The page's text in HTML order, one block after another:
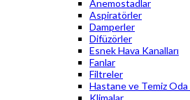
Anemostadlar
Aspiratörler
Damperler
Difüzörler
Esnek Hava Kanalları
Fanlar
Filtreler
Hastane ve Temiz Oda
Klimalar